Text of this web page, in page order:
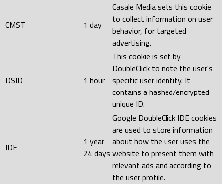
CMST 1 day
Casale Media sets this cookie
to collect information on user
behavior, for targeted
advertising.
DSID 1 hour
This cookie is set by
DoubleClick to note the user's
specific user identity. It
contains a hashed/encrypted
unique ID.
IDE
1 year
24 days
Google DoubleClick IDE cookies
are used to store information
about how the user uses the
website to present them with
relevant ads and according to
the user profile.